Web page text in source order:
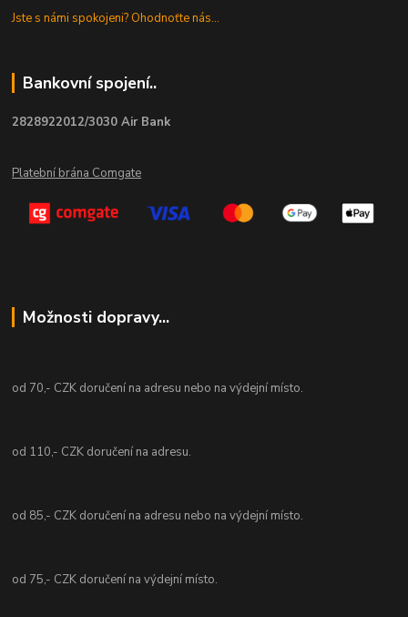
Jste s námi spokojeni? Ohodnoťte nás...
Bankovní spojení..
2828922012/3030 Air Bank
Platební brána Comgate
Možnosti dopravy...
od 70,- CZK doručení na adresu nebo na výdejní místo.
od 110,- CZK doručení na adresu.
od 85,- CZK doručení na adresu nebo na výdejní místo.
od 75,- CZK doručení na výdejní místo.